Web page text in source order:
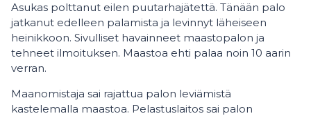
Asukas polttanut eilen puutarhajätettä. Tänään palo
jatkanut edelleen palamista ja levinnyt läheiseen
heinikkoon. Sivulliset havainneet maastopalon ja
tehneet ilmoituksen. Maastoa ehti palaa noin 10 aarin
verran.
Maanomistaja sai rajattua palon leviämistä
kastelemalla maastoa. Pelastuslaitos sai palon